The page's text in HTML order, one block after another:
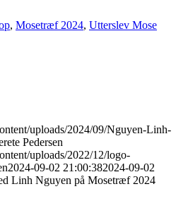
, Mosetræf 2024, Utterslev Mose
uploads/2024/09/Nguyen-Linh-
Pedersen
uploads/2022/12/logo-
2024-09-02 21:00:382024-09-02
Linh Nguyen på Mosetræf 2024